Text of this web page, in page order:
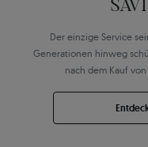
Der einzige Service
Generationen hinweg
nach dem Kauf